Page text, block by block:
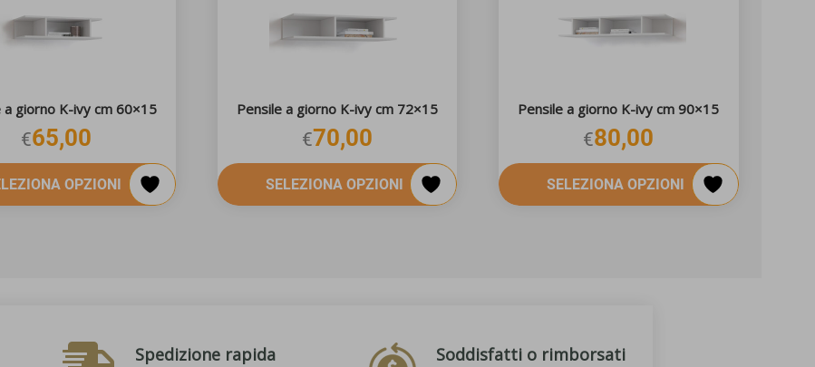
a giorno K-ivy cm 60×15
€65,00
OPZIONI
Pensile a giorno K-ivy cm 72×15
€70,00
SELEZIONA OPZIONI
Pensile a giorno K-ivy cm 90×15
€80,00
SELEZIONA OPZIONI
Spedizione rapida Soddisfatti o rimborsati